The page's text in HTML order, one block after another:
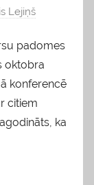
Lejiņš
padomes
oktobra
konferencē
citiem
ka